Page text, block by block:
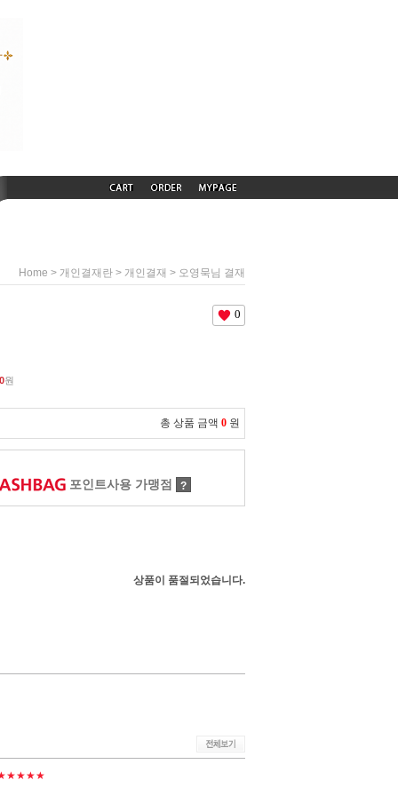
Home > 개인결재란 > 개인결재 > 오영묵님 결재
0
원
총 상품 금액 0 원
포인트사용 가맹점 ?
상품이 품절되었습니다.